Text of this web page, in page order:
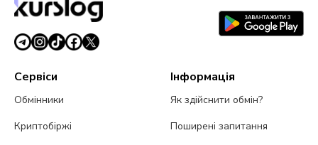
Сервіси
Обмінники
Криптобіржі
Інформація
Як здійснити обмін?
Поширені запитання